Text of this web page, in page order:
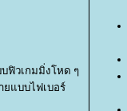
ฟิวเกมมิ่งโหด ๆ
แบบไฟเบอร์